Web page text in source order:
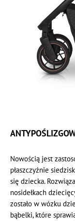
Nowością jest
płaszczyźnie
się dziecka.
nosidełkach
zostało w wózku
bąbelki, które